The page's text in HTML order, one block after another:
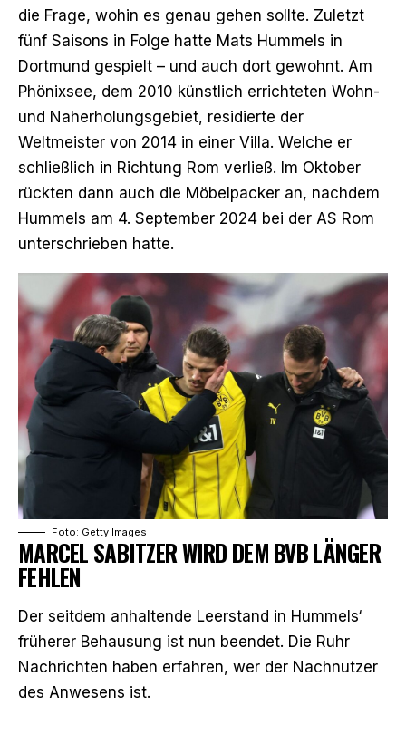
die Frage, wohin es genau gehen sollte. Zuletzt
fünf Saisons in Folge hatte Mats Hummels in
Dortmund gespielt – und auch dort gewohnt. Am
Phönixsee, dem 2010 künstlich errichteten Wohn-
und Naherholungsgebiet, residierte der
Weltmeister von 2014 in einer Villa. Welche er
schließlich in Richtung Rom verließ. Im Oktober
rückten dann auch die Möbelpacker an, nachdem
Hummels am 4. September 2024 bei der AS Rom
unterschrieben hatte.
Foto: Getty Images
MARCEL SABITZER WIRD DEM BVB LÄNGER
FEHLEN
Der seitdem anhaltende Leerstand in Hummels‘
früherer Behausung ist nun beendet. Die Ruhr
Nachrichten haben erfahren, wer der Nachnutzer
des Anwesens ist.